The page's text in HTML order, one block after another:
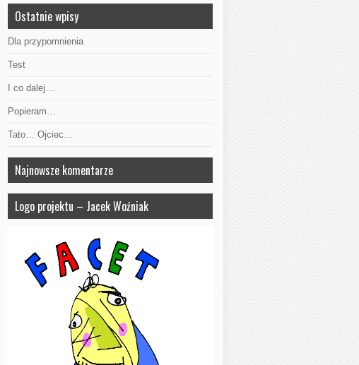
Ostatnie wpisy
Dla przypomnienia
Test
I co dalej…
Popieram…
Tato… Ojciec…
Najnowsze komentarze
Logo projektu – Jacek Woźniak